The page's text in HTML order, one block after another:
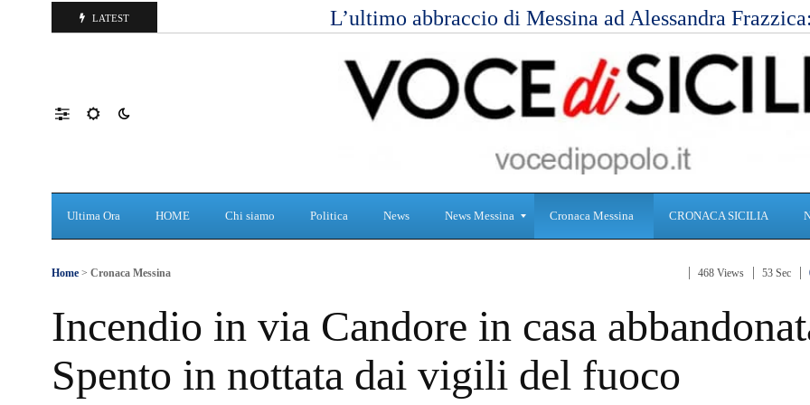
LATEST L’ultimo abbraccio di Messina ad Alessandra
Ultima Ora HOME Chi siamo Politica News News Messina
n
i
à
Cronaca Messina CRONACA SICILIA
o
n
Home > Cronaca Messina 468 Views 53 Sec
Incendio in via Candore in casa
Spento in nottata dai vigili del fuoco